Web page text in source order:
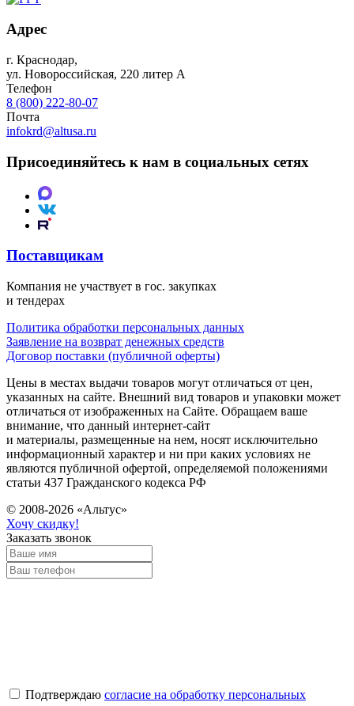
Адрес
г. Краснодар,
ул. Новороссийская, 220 литер А
Телефон
8 (800) 222-80-07
Почта
infokrd@altusa.ru
Присоединяйтесь к нам в социальных сетях
Поставщикам
Компания не участвует в гос. закупках
и тендерах
Политика обработки персональных данных
Заявление на возврат денежных средств
Договор поставки (публичной оферты)
Цены в местах выдачи товаров могут отличаться от цен,
указанных на сайте. Внешний вид товаров и упаковки может
отличаться от изображенных на Сайте. Обращаем ваше
внимание, что данный интернет-сайт
и материалы, размещенные на нем, носят исключительно
информационный характер и ни при каких условиях не
являются публичной офертой, определяемой положениями
статьи 437 Гражданского кодекса РФ
© 2008-2026 «Альтус»
Хочу скидку!
Заказать звонок
Подтверждаю согласие на обработку персональных